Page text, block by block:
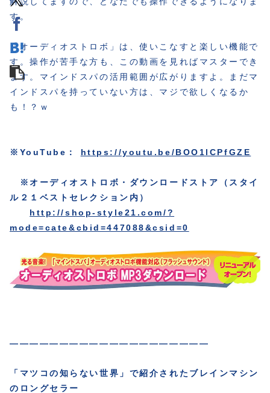
す。
「オーディオストロボ」は、使いこなすと楽しい機能で
す。操作が苦手な方も、この動画を見ればマスターでき
ます。マインドスパの活用範囲が広がりますよ。まだマ
インドスパを持っていない方は、マジで欲しくなるか
も！？ｗ
※YouTube： https://youtu.be/BOO1lCPfGZE
※オーディオストロボ・ダウンロードストア（スタイ
ル２１ベストセレクション内）
http://shop-style21.com/?
mode=cate&cbid=447088&csid=0
————————————————————
「マツコの知らない世界」で紹介されたブレインマシン
のロングセラー